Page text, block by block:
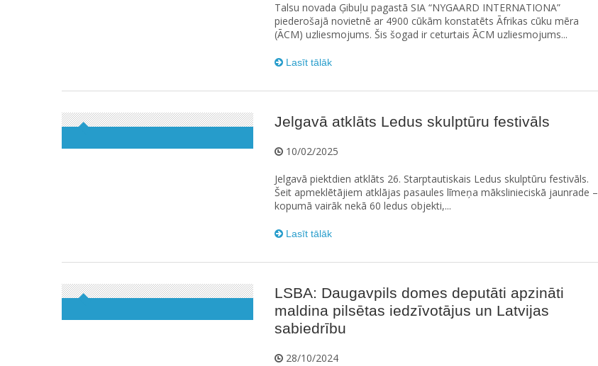
Talsu novada Ģibuļu pagastā SIA “NYGAARD INTERNATIONA”
piederošajā novietnē ar 4900 cūkām konstatēts Āfrikas cūku mēra
(ĀCM) uzliesmojums. Šis šogad ir ceturtais ĀCM uzliesmojums...
Lasīt tālāk
Jelgavā atklāts Ledus skulptūru festivāls
10/02/2025
Jelgavā piektdien atklāts 26. Starptautiskais Ledus skulptūru festivāls.
Šeit apmeklētājiem atklājas pasaules līmeņa mākslinieciskā jaunrade –
kopumā vairāk nekā 60 ledus objekti,...
Lasīt tālāk
LSBA: Daugavpils domes deputāti apzināti
maldina pilsētas iedzīvotājus un Latvijas
sabiedrību
28/10/2024